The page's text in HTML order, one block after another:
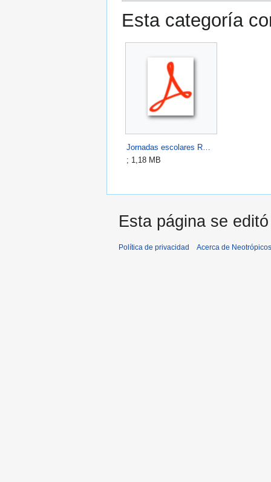
Esta categoría
; 1,18 MB
Esta página se
Política de privacidad Acerca de Neotrópicos